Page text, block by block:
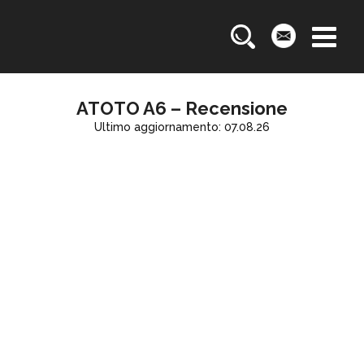
ATOTO A6 – Recensione
Ultimo aggiornamento: 07.08.26